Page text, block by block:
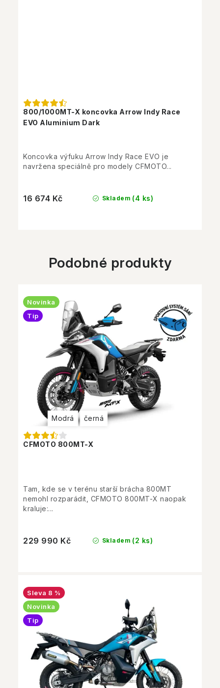
800/1000MT-X koncovka Arrow Indy Race
EVO Aluminium Dark
Skladem (4 ks)
16 674 Kč
Koncovka výfuku Arrow Indy Race EVO je
navržena speciálně pro modely CFMOTO...
Podobné produkty
CFMOTO 800MT-X
Novinka
Tip
Modrá černá
Skladem (2 ks)
229 990 Kč
Tam, kde se v terénu starší brácha 800MT
nemohl rozparádit, CFMOTO 800MT-X naopak
kraluje:...
8 %
Novinka
Tip